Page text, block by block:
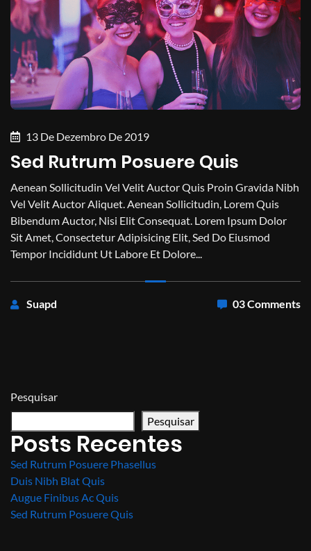
13 De Dezembro De 2019
Sed Rutrum Posuere Quis
Aenean Sollicitudin Vel Velit Auctor Quis Proin Gravida Nibh
Vel Velit Auctor Aliquet. Aenean Sollicitudin, Lorem Quis
Bibendum Auctor, Nisi Elit Consequat. Lorem Ipsum Dolor
Sit Amet, Consectetur Adipisicing Elit, Sed Do Eiusmod
Tempor Incididunt Ut Labore Et Dolore...
Suapd 03 Comments
Pesquisar
Pesquisar
Posts Recentes
Sed Rutrum Posuere Phasellus
Duis Nibh Blat Quis
Augue Finibus Ac Quis
Sed Rutrum Posuere Quis